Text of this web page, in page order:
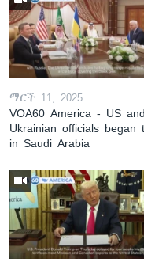
ማርች 11, 2025
VOA60 America - US and
Ukrainian officials began
in Saudi Arabia